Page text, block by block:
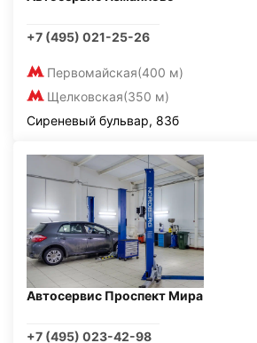
+7 (495) 021-25-26
Первомайская(400 м)
Щелковская(350 м)
Сиреневый бульвар, 83б
Автосервис Проспект Мира
+7 (495) 023-42-98